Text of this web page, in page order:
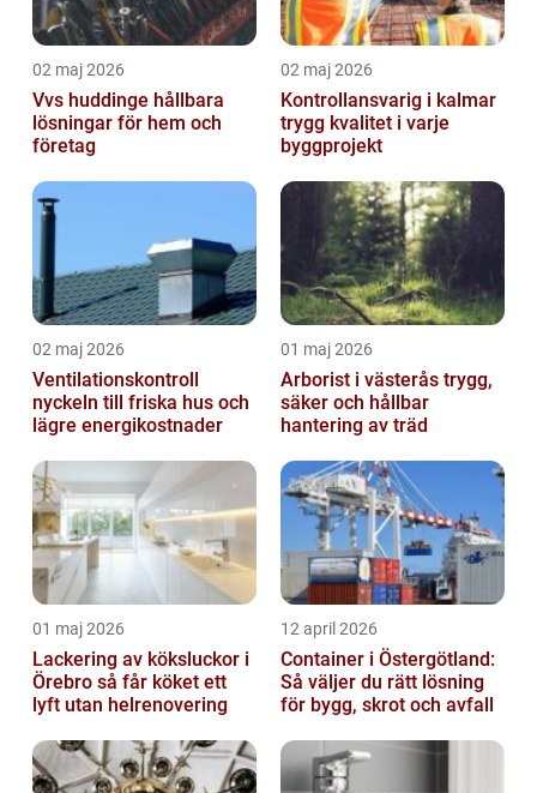
02 maj 2026
Vvs huddinge hållbara
lösningar för hem och
företag
02 maj 2026
Kontrollansvarig i kalmar
trygg kvalitet i varje
byggprojekt
02 maj 2026
Ventilationskontroll
nyckeln till friska hus och
lägre energikostnader
01 maj 2026
Arborist i västerås trygg,
säker och hållbar
hantering av träd
01 maj 2026
Lackering av köksluckor i
Örebro så får köket ett
lyft utan helrenovering
12 april 2026
Container i Östergötland:
Så väljer du rätt lösning
för bygg, skrot och avfall